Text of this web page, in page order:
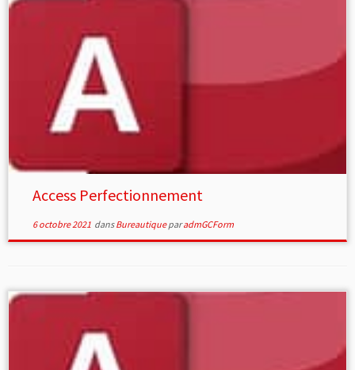
Access Perfectionnement
6 octobre 2021dansBureautiqueparadmGCForm